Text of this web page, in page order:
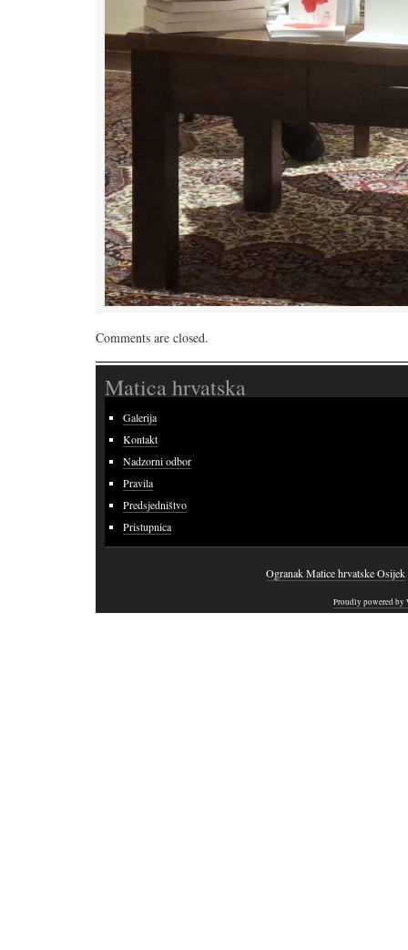
Comments are closed.
Matica hrvatska
Galerija
Kontakt
Nadzorni odbor
Pravila
Predsjedništvo
Pristupnica
Ogranak Matice hrvatske Osijek
Proudly powered by